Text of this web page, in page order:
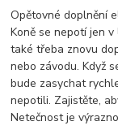
Opětovné doplnění
Koně se nepotí jen
také třeba znovu
nebo závodu. Když
bude zasychat
nepotili. Zajistěte,
Netečnost je